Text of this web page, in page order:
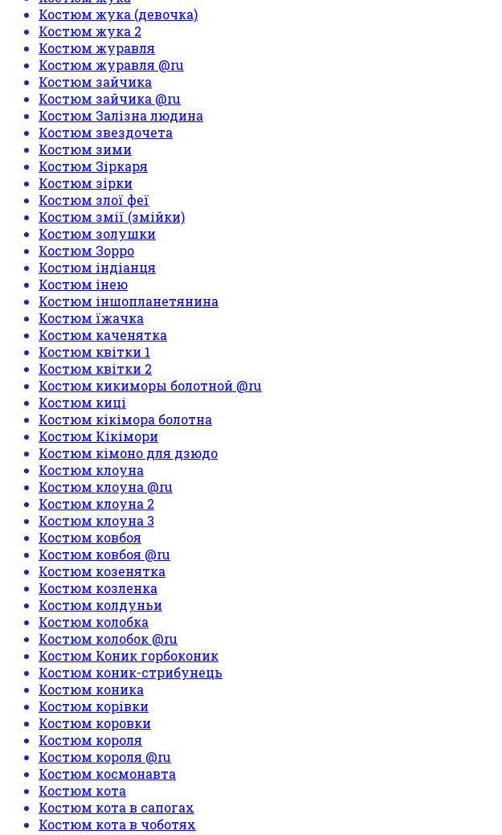
Костюм жука (девочка)
Костюм жука 2
Костюм журавля
Костюм журавля @ru
Костюм зайчика
Костюм зайчика @ru
Костюм Залізна людина
Костюм звездочета
Костюм зими
Костюм Зіркаря
Костюм зірки
Костюм злої феї
Костюм змії (змійки)
Костюм золушки
Костюм Зорро
Костюм індіанця
Костюм інею
Костюм іншопланетянина
Костюм їжачка
Костюм каченятка
Костюм квітки 1
Костюм квітки 2
Костюм кикиморы болотной @ru
Костюм киці
Костюм кікімора болотна
Костюм Кікімори
Костюм кімоно для дзюдо
Костюм клоуна
Костюм клоуна @ru
Костюм клоуна 2
Костюм клоуна 3
Костюм ковбоя
Костюм ковбоя @ru
Костюм козенятка
Костюм козленка
Костюм колдуньи
Костюм колобка
Костюм колобок @ru
Костюм Коник горбоконик
Костюм коник-стрибунець
Костюм коника
Костюм корівки
Костюм коровки
Костюм короля
Костюм короля @ru
Костюм космонавта
Костюм кота
Костюм кота в сапогах
Костюм кота в чоботях